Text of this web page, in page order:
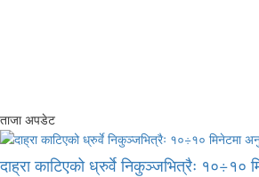
ताजा अपडेट
दाह्रा काटिएको ध्रुर्वे निकुञ्जभित्रैः १०÷१०